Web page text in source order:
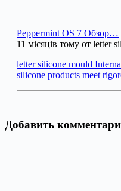
Peppermint OS 7 Обзор…
11 місяців тому от letter
letter silicone mould
silicone products meet
Добавить